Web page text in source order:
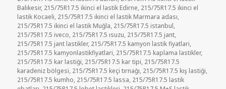
Balıkesir, 215/75R17.5 ikinci el lastik Edirne, 215/75R17.5 ikinci el
lastik Kocaeli, 215/75R17.5 ikinci el lastik Marmara adası,
215/75R17.5 ikinci el lastik Muğla, 215/75R17.5 istanbul,
215/75R17.5 iveco, 215/75R17.5 ısuzu, 215/75R17.5 jant,
215/75R17.5 jant lastikler, 215/75R17.5 kamyon lastik fiyatlari,
215/75R17.5 kamyonlastikfiyatlari, 215/75R17.5 kaplama lastikler,
215/75R17.5 kar lastiği, 215/75R17.5 kar tipi, 215/75R17.5
karadeniz bölgesi, 215/75R17.5 keçi tırnağı, 215/75R17.5 kış lastiği,
215/75R17.5 kumho, 215/75R17.5 lassa, 215/75R17.5 lastik